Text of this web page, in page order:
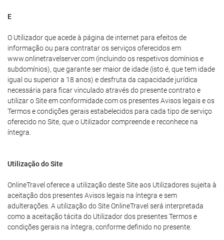
E
O Utilizador que acede à página de internet para efeitos de
informação ou para contratar os serviços oferecidos em
www.onlinetravelserver.com (incluindo os respetivos domínios e
subdomínios), que garante ser maior de idade (isto é, que tem idade
igual ou superior a 18 anos) e desfruta da capacidade jurídica
necessária para ficar vinculado através do presente contrato e
utilizar o Site em conformidade com os presentes Avisos legais e os
Termos e condições gerais estabelecidos para cada tipo de serviço
oferecido no Site, que o Utilizador compreende e reconhece na
íntegra.
Utilização do Site
OnlineTravel oferece a utilização deste Site aos Utilizadores sujeita à
aceitação dos presentes Avisos legais na íntegra e sem
adulterações. A utilização do Site OnlineTravel será interpretada
como a aceitação tácita do Utilizador dos presentes Termos e
condições gerais na íntegra, conforme definido no presente.